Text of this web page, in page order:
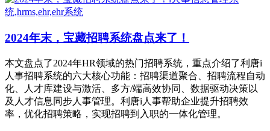
2024年末，宝藏招聘系统盘点来了！
本文盘点了2024年HR领域的热门招聘系统，重点介绍了利唐i
人事招聘系统的六大核心功能：招聘渠道聚合、招聘流程自动
化、人才库建设与激活、多方/端高效协同、数据驱动决策以
及人才信息同步人事管理。利唐i人事帮助企业提升招聘效
率，优化招聘策略，实现招聘到入职的一体化管理。